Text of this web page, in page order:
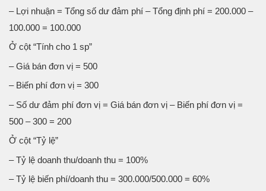
– Lợi nhuận = Tổng số dư đảm phí – Tổng định phí = 200.000 –
100.000 = 100.000
Ở cột “Tính cho 1 sp”
– Giá bán đơn vị = 500
– Biến phí đơn vị = 300
– Số dư đảm phí đơn vị = Giá bán đơn vị – Biến phí đơn vị =
500 – 300 = 200
Ở cột “Tỷ lệ”
– Tỷ lệ doanh thu/doanh thu = 100%
– Tỷ lệ biến phí/doanh thu = 300.000/500.000 = 60%